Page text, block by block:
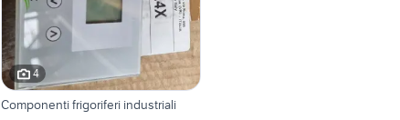
4
Componenti frigoriferi industriali